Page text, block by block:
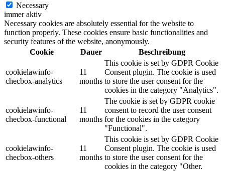
Necessary
immer aktiv
Necessary cookies are absolutely essential for the website to
function properly. These cookies ensure basic functionalities and
security features of the website, anonymously.
Cookie
Dauer Beschreibung
cookielawinfo-
checbox-analytics
11
months
This cookie is set by GDPR Cookie
Consent plugin. The cookie is used
to store the user consent for the
cookies in the category "Analytics".
cookielawinfo-
checbox-functional
11
months
The cookie is set by GDPR cookie
consent to record the user consent
for the cookies in the category
"Functional".
cookielawinfo-
checbox-others
11
months
This cookie is set by GDPR Cookie
Consent plugin. The cookie is used
to store the user consent for the
cookies in the category "Other.